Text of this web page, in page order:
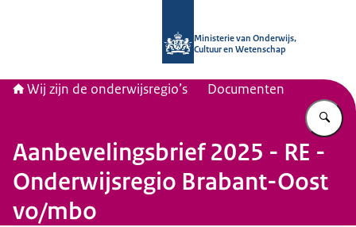
Ministerie van Onderwijs,
Cultuur en Wetenschap
Wij zijn de onderwijsregio’s Documenten
Aanbevelingsbrief 2025 - RE -
Onderwijsregio Brabant-Oost
vo/mbo